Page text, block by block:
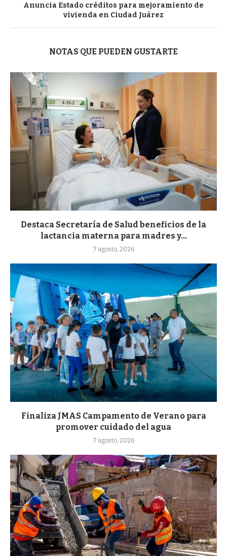
Anuncia Estado créditos para mejoramiento de
vivienda en Ciudad Juárez
NOTAS QUE PUEDEN GUSTARTE
Destaca Secretaría de Salud beneficios de la
lactancia materna para madres y...
7 agosto, 2026
Finaliza JMAS Campamento de Verano para
promover cuidado del agua
7 agosto, 2026